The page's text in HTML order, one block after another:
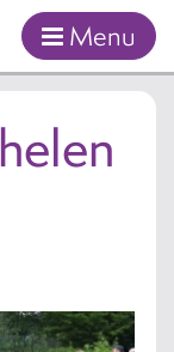
Menu